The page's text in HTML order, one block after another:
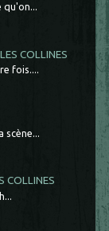
qu'on...
COLLINES
fois....
COLLINES